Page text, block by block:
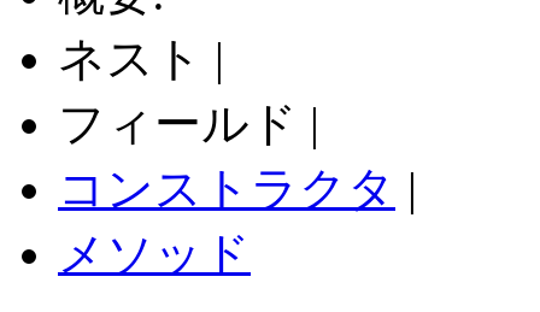
ネスト |
フィールド |
コンストラクタ |
メソッド